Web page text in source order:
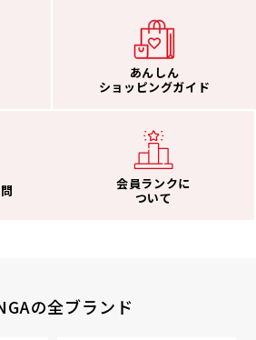
あんしん
ショッピングガイド
会員ランクに
ついて
の全ブランド